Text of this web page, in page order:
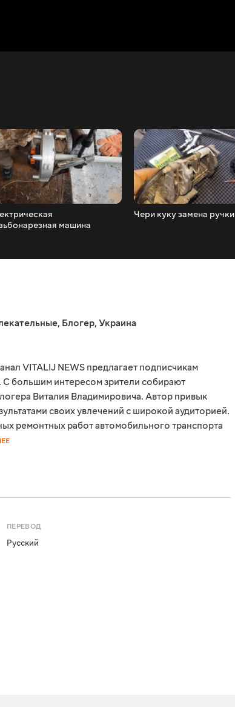
машина
Чери куку замена ручки
, Блогер, Украина
VITALIJ NEWS предлагает подписчикам
С большим интересом зрители собирают
Виталия Владимировича. Автор привык
своих увлечений с широкой аудиторией.
ремонтных работ автомобильного транспорта
ПЕРЕВОД
Русский